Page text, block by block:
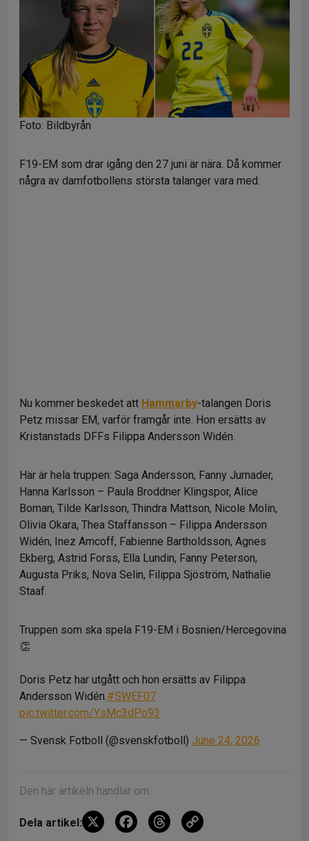
Foto: Bildbyrån
F19-EM som drar igång den 27 juni är nära. Då kommer
några av damfotbollens största talanger vara med.
Nu kommer beskedet att Hammarby-talangen Doris
Petz missar EM, varför framgår inte. Hon ersätts av
Kristanstads DFFs Filippa Andersson Widén.
Här är hela truppen: Saga Andersson, Fanny Jurnader,
Hanna Karlsson – Paula Broddner Klingspor, Alice
Boman, Tilde Karlsson, Thindra Mattson, Nicole Molin,
Olivia Okara, Thea Staffansson – Filippa Andersson
Widén, Inez Amcoff, Fabienne Bartholdsson, Agnes
Ekberg, Astrid Forss, Ella Lundin, Fanny Peterson,
Augusta Priks, Nova Selin, Filippa Sjöström, Nathalie
Staaf.
Truppen som ska spela F19-EM i Bosnien/Hercegovina
👏
Doris Petz har utgått och hon ersätts av Filippa
Andersson Widén.#SWEF07
pic.twitter.com/YsMc3dPo93
— Svensk Fotboll (@svenskfotboll) June 24, 2026
Den här artikeln handlar om:
Dela artikel: X
F
T